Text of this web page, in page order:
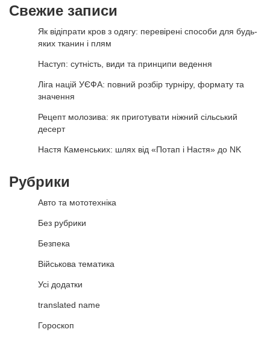
Свежие записи
Як відіпрати кров з одягу: перевірені способи для будь-
яких тканин і плям
Наступ: сутність, види та принципи ведення
Ліга націй УЄФА: повний розбір турніру, формату та
значення
Рецепт молозива: як приготувати ніжний сільський
десерт
Настя Каменських: шлях від «Потап і Настя» до NK
Рубрики
Авто та мототехніка
Без рубрики
Безпека
Військова тематика
Усі додатки
translated name
Гороскоп